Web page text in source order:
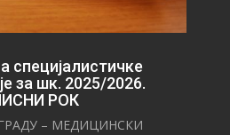
специјалистичке
за шк. 2025/2026.
РОК
– МЕДИЦИНСКИ